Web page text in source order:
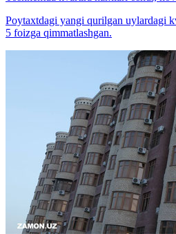
Poytaxtdagi yangi qurilgan uylardagi
5 foizga qimmatlashgan.